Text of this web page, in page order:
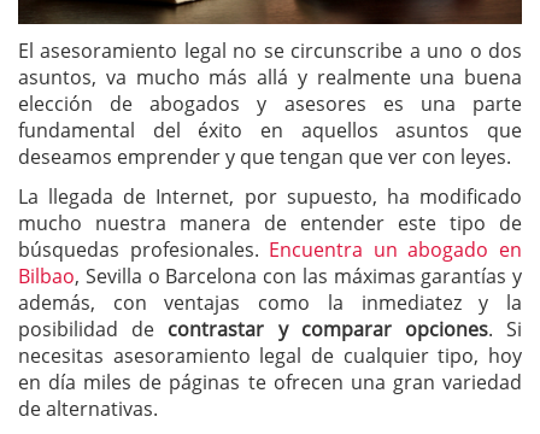
El asesoramiento legal no se circunscribe a uno o dos
asuntos, va mucho más allá y realmente una buena
elección de abogados y asesores es una parte
fundamental del éxito en aquellos asuntos que
deseamos emprender y que tengan que ver con leyes.
La llegada de Internet, por supuesto, ha modificado
mucho nuestra manera de entender este tipo de
búsquedas profesionales. Encuentra un abogado en
Bilbao, Sevilla o Barcelona con las máximas garantías y
además, con ventajas como la inmediatez y la
posibilidad de contrastar y comparar opciones. Si
necesitas asesoramiento legal de cualquier tipo, hoy
en día miles de páginas te ofrecen una gran variedad
de alternativas.